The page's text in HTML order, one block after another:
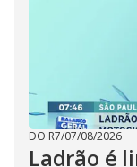
DO R7/07/08/2026
Ladrão é